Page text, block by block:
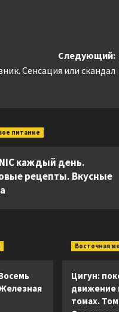
Следующий:
Сенсация или скандал
питание
каждый день.
рецепты. Вкусные
Восточная
Цигун:
движение
томах.